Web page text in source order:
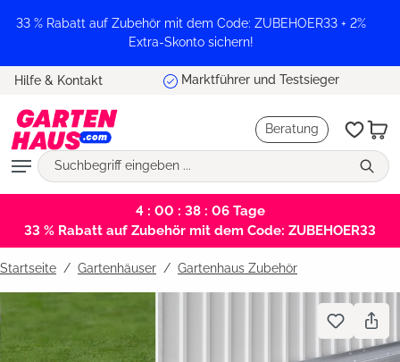
springen
33 % Rabatt auf Zubehör mit dem Code: ZUBEHOER33 + 2%
Extra-Skonto sichern!
Hilfe & Kontakt Marktführer und Testsieger
Beratung
4 : 00 : 38 : 06Tage
33 % Rabatt auf Zubehör mit dem Code: ZUBEHOER33
Startseite Gartenhäuser / Gartenhaus Zubehör
Bildergalerie überspringen